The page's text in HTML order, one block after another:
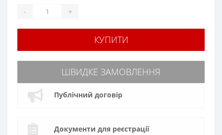
- +
КУПИТИ
ШВИДКЕ ЗАМОВЛЕННЯ
Публічний договір
Документи для реєстрації